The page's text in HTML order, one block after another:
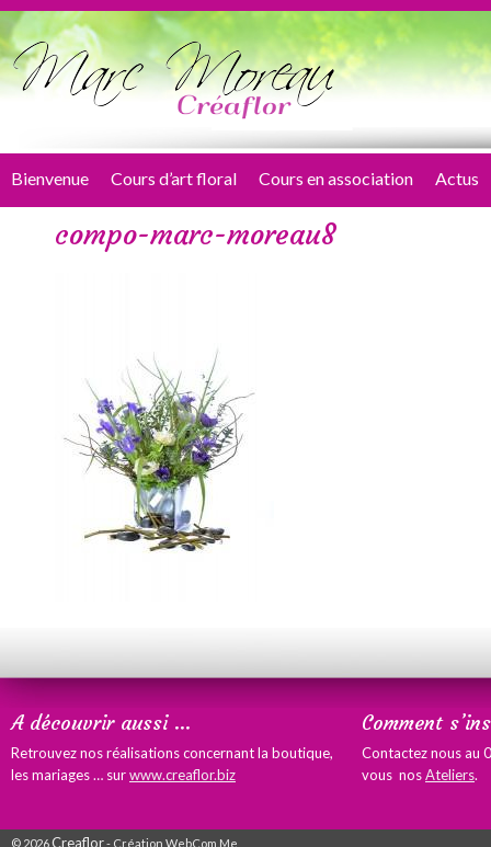
Bienvenue Cours d’art floral Cours en association Actus
compo-marc-moreau8
A découvrir aussi …
Retrouvez nos réalisations concernant la boutique,
les mariages … surwww.creaflor.biz
Comment
Contactez nous au
vous nosAteliers.
© 2026Creaflor- Création WebCom.Me